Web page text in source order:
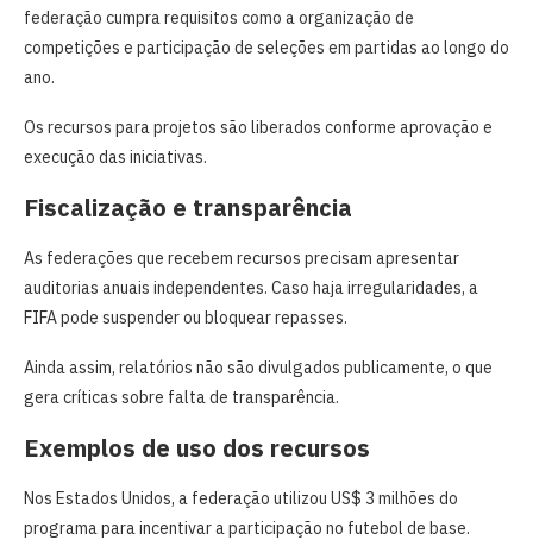
federação cumpra requisitos como a organização de
competições e participação de seleções em partidas ao longo do
ano.
Os recursos para projetos são liberados conforme aprovação e
execução das iniciativas.
Fiscalização e transparência
As federações que recebem recursos precisam apresentar
auditorias anuais independentes. Caso haja irregularidades, a
FIFA pode suspender ou bloquear repasses.
Ainda assim, relatórios não são divulgados publicamente, o que
gera críticas sobre falta de transparência.
Exemplos de uso dos recursos
Nos Estados Unidos, a federação utilizou US$ 3 milhões do
programa para incentivar a participação no futebol de base.